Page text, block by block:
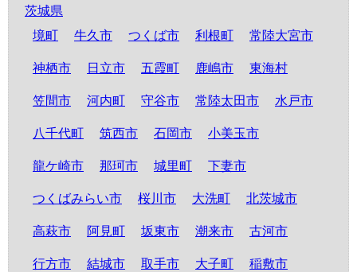
茨城県
境町
牛久市 つくば市 利根町 常陸大宮市
神栖市 日立市 五霞町 鹿嶋市 東海村
笠間市 河内町 守谷市 常陸太田市 水戸市
八千代町 筑西市 石岡市 小美玉市
龍ケ崎市 那珂市 城里町 下妻市
つくばみらい市 桜川市 大洗町 北茨城市
高萩市 阿見町 坂東市 潮来市 古河市
行方市 結城市 取手市 大子町 稲敷市